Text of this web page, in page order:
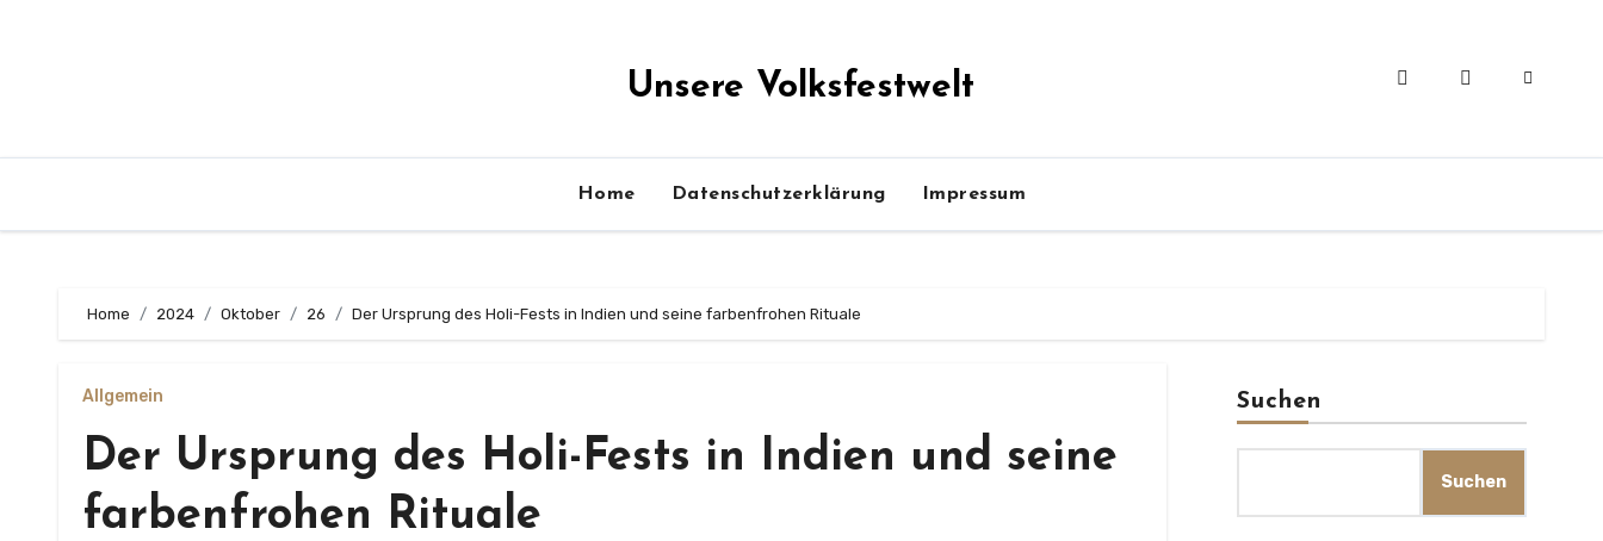
Unsere Volksfestwelt
Home Datenschutzerklärung Impressum
Home 2024 Oktober 26 Der Ursprung des Holi-Fests in Indien und seine farbenfrohen Rituale
Allgemein
Der Ursprung des Holi-Fests in Indien und seine
farbenfrohen Rituale
Suchen
Suchen